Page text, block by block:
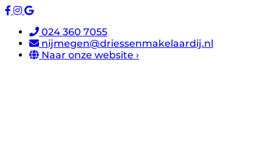
024 360 7055
nijmegen@driessenmakelaardij.nl
Naar onze website ›